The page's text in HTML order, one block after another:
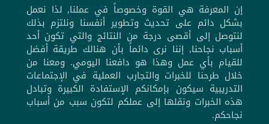
إن المعرفة هي القوة وخصوصاً في عملنا, لذا نعمل
بشكل دائم على تحديث وتطوير أنفسنا ونلتزم بذلك
لنتوصل إلى أقصى درجة من النتائج والتي تكون أحد
أسباب نجاحنا, إننا نرى دائماً بأن هنالك طريقة أفضل
للقيام بأي عمل وهذا هو دافعنا اليومي. ومعنا من
خلال طرحنا للخبرات والتجارب العملية في الإجتماعات
التدريبية سيكون بإمكانكم الإستفادة الكبيرة وتبادل
هذه الخبرات ونقلها إلى عملكم لتكون سبب من أسباب
نجاحكم.